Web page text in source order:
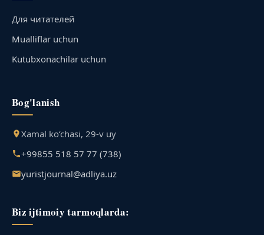
Для читателей
Mualliflar uchun
Kutubxonachilar uchun
Bog'lanish
Xamal ko‘chasi, 29-v uy
+99855 518 57 77 (738)
yuristjournal@adliya.uz
Biz ijtimoiy tarmoqlarda: